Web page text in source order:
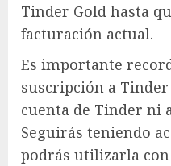
Tinder Gold hasta
facturación actual.
Es importante
suscripción a
cuenta de Tinder ni
Seguirás teniendo
podrás utilizarla